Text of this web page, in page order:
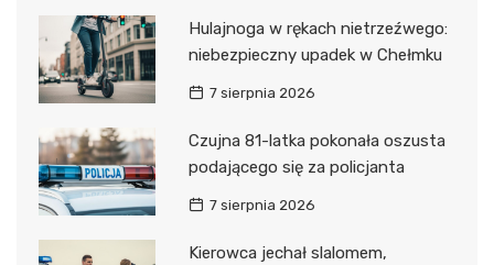
Hulajnoga w rękach nietrzeźwego:
niebezpieczny upadek w Chełmku
7 sierpnia 2026
Czujna 81-latka pokonała oszusta
podającego się za policjanta
7 sierpnia 2026
Kierowca jechał slalomem,